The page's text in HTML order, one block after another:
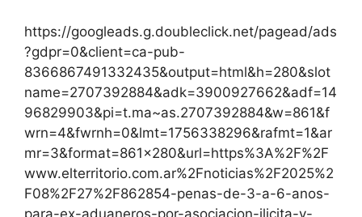
https://googleads.g.doubleclick.net/pagead/ads
?gdpr=0&client=ca-pub-
8366867491332435&output=html&h=280&slot
name=2707392884&adk=3900927662&adf=14
96829903&pi=t.ma~as.2707392884&w=861&f
wrn=4&fwrnh=0&lmt=1756338296&rafmt=1&ar
mr=3&format=861×280&url=https%3A%2F%2F
www.elterritorio.com.ar%2Fnoticias%2F2025%2
F08%2F27%2F862854-penas-de-3-a-6-anos-